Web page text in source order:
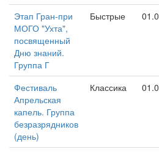
Этап Гран-при
МОГО "Ухта",
посвященный
Дню знаний.
Группа Г
Быстрые
Фестиваль
Апрельская
капель. Группа
безразрядников
(день)
Классика